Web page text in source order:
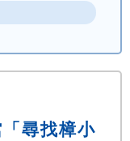
尋找樟小